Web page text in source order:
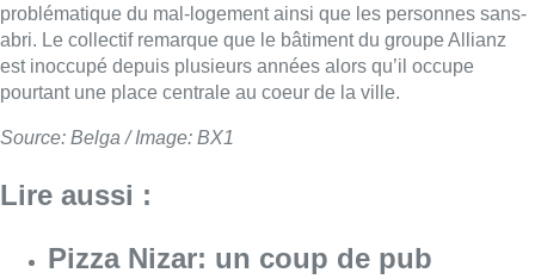
problématique du mal-logement ainsi que les personnes sans-
abri. Le collectif remarque que le bâtiment du groupe Allianz
est inoccupé depuis plusieurs années alors qu’il occupe
pourtant une place centrale au coeur de la ville.
Source: Belga / Image: BX1
Lire aussi :
Pizza Nizar: un coup de pub